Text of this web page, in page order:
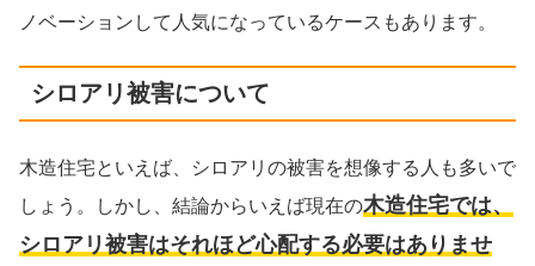
ノベーションして人気になっているケースもあります。
シロアリ被害について
木造住宅といえば、シロアリの被害を想像する人も多いで
しょう。しかし、結論からいえば現在の木造住宅では、
シロアリ被害はそれほど心配する必要はありませ